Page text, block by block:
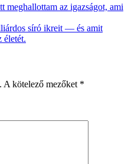
meghallottam az igazságot, ami
síró ikreit — és amit
életét.
A kötelező mezőket *